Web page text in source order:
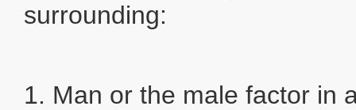
surrounding:
1. Man or the male factor in